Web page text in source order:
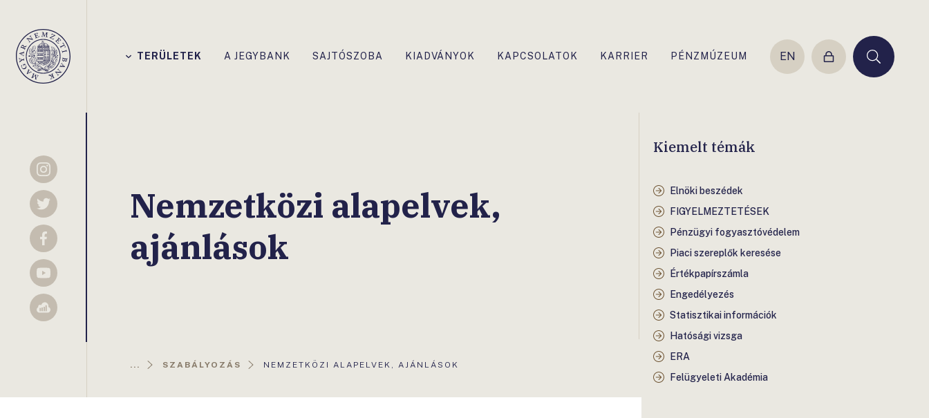
Magyar
Nemzeti
TERÜLETEK A JEGYBANK SAJTÓSZOBA KIADVÁNYOK KAPCSOLATOK KARRIER PÉNZMÚZEUM EN
Belépés Keresés
Instagram
Twitter
Facebook
YouTube
Sellsy
Nemzetközi alapelvek,
ajánlások
... SZABÁLYOZÁS
AKTUÁLIS
NEMZETKÖZI ALAPELVEK, AJÁNLÁSOK
Kiemelt témák
Elnöki beszédek
FIGYELMEZTETÉSEK
Pénzügyi fogyasztóvédelem
Piaci szereplők keresése
Értékpapírszámla
Engedélyezés
Statisztikai információk
Hatósági vizsga
ERA
Felügyeleti Akadémia